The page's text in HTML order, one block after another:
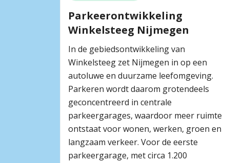
Parkeerontwikkeling
Winkelsteeg Nijmegen
In de gebiedsontwikkeling van
Winkelsteeg zet Nijmegen in op een
autoluwe en duurzame leefomgeving.
Parkeren wordt daarom grotendeels
geconcentreerd in centrale
parkeergarages, waardoor meer ruimte
ontstaat voor wonen, werken, groen en
langzaam verkeer. Voor de eerste
parkeergarage, met circa 1.200